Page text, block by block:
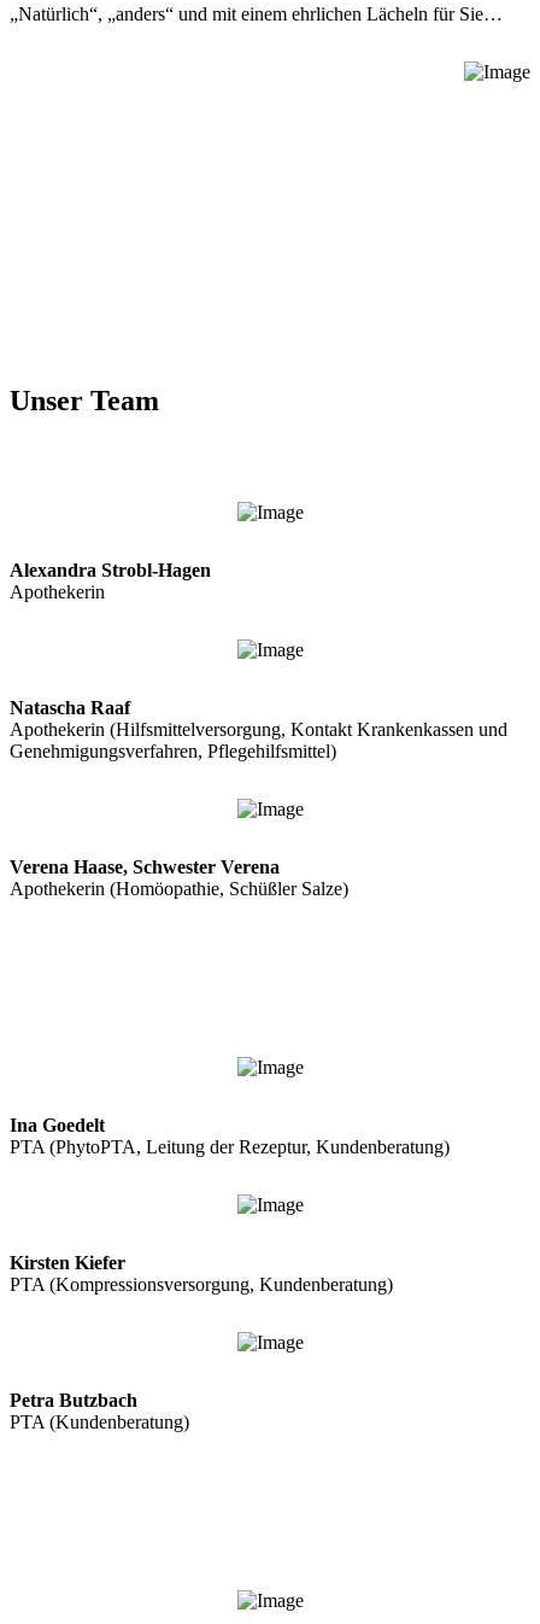
„Natürlich“, „anders“ und mit einem ehrlichen Lächeln für Sie…
Unser Team
Alexandra Strobl-Hagen
Apothekerin
Natascha Raaf
Apothekerin (Hilfsmittelversorgung, Kontakt Krankenkassen und
Genehmigungsverfahren, Pflegehilfsmittel)
Verena Haase, Schwester Verena
Apothekerin (Homöopathie, Schüßler Salze)
Ina Goedelt
PTA (PhytoPTA, Leitung der Rezeptur, Kundenberatung)
Kirsten Kiefer
PTA (Kompressionsversorgung, Kundenberatung)
Petra Butzbach
PTA (Kundenberatung)